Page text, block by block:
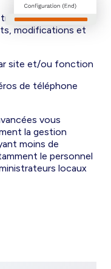
et processus
modifications et
site et/ou fonction
de téléphone
vous
la gestion
moins de
le personnel
locaux